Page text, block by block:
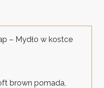
– Mydło w kostce
brown pomada,